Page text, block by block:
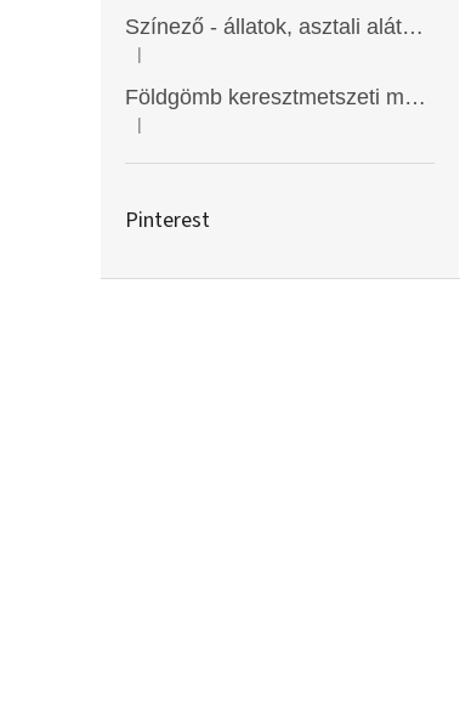
Színező - állatok, asztali alátét, Funny Mat
A termék értékelése 5-ből 5 csillag.
|
Földgömb keresztmetszeti modell
A termék értékelése 5-ből 5 csillag.
|
Pinterest